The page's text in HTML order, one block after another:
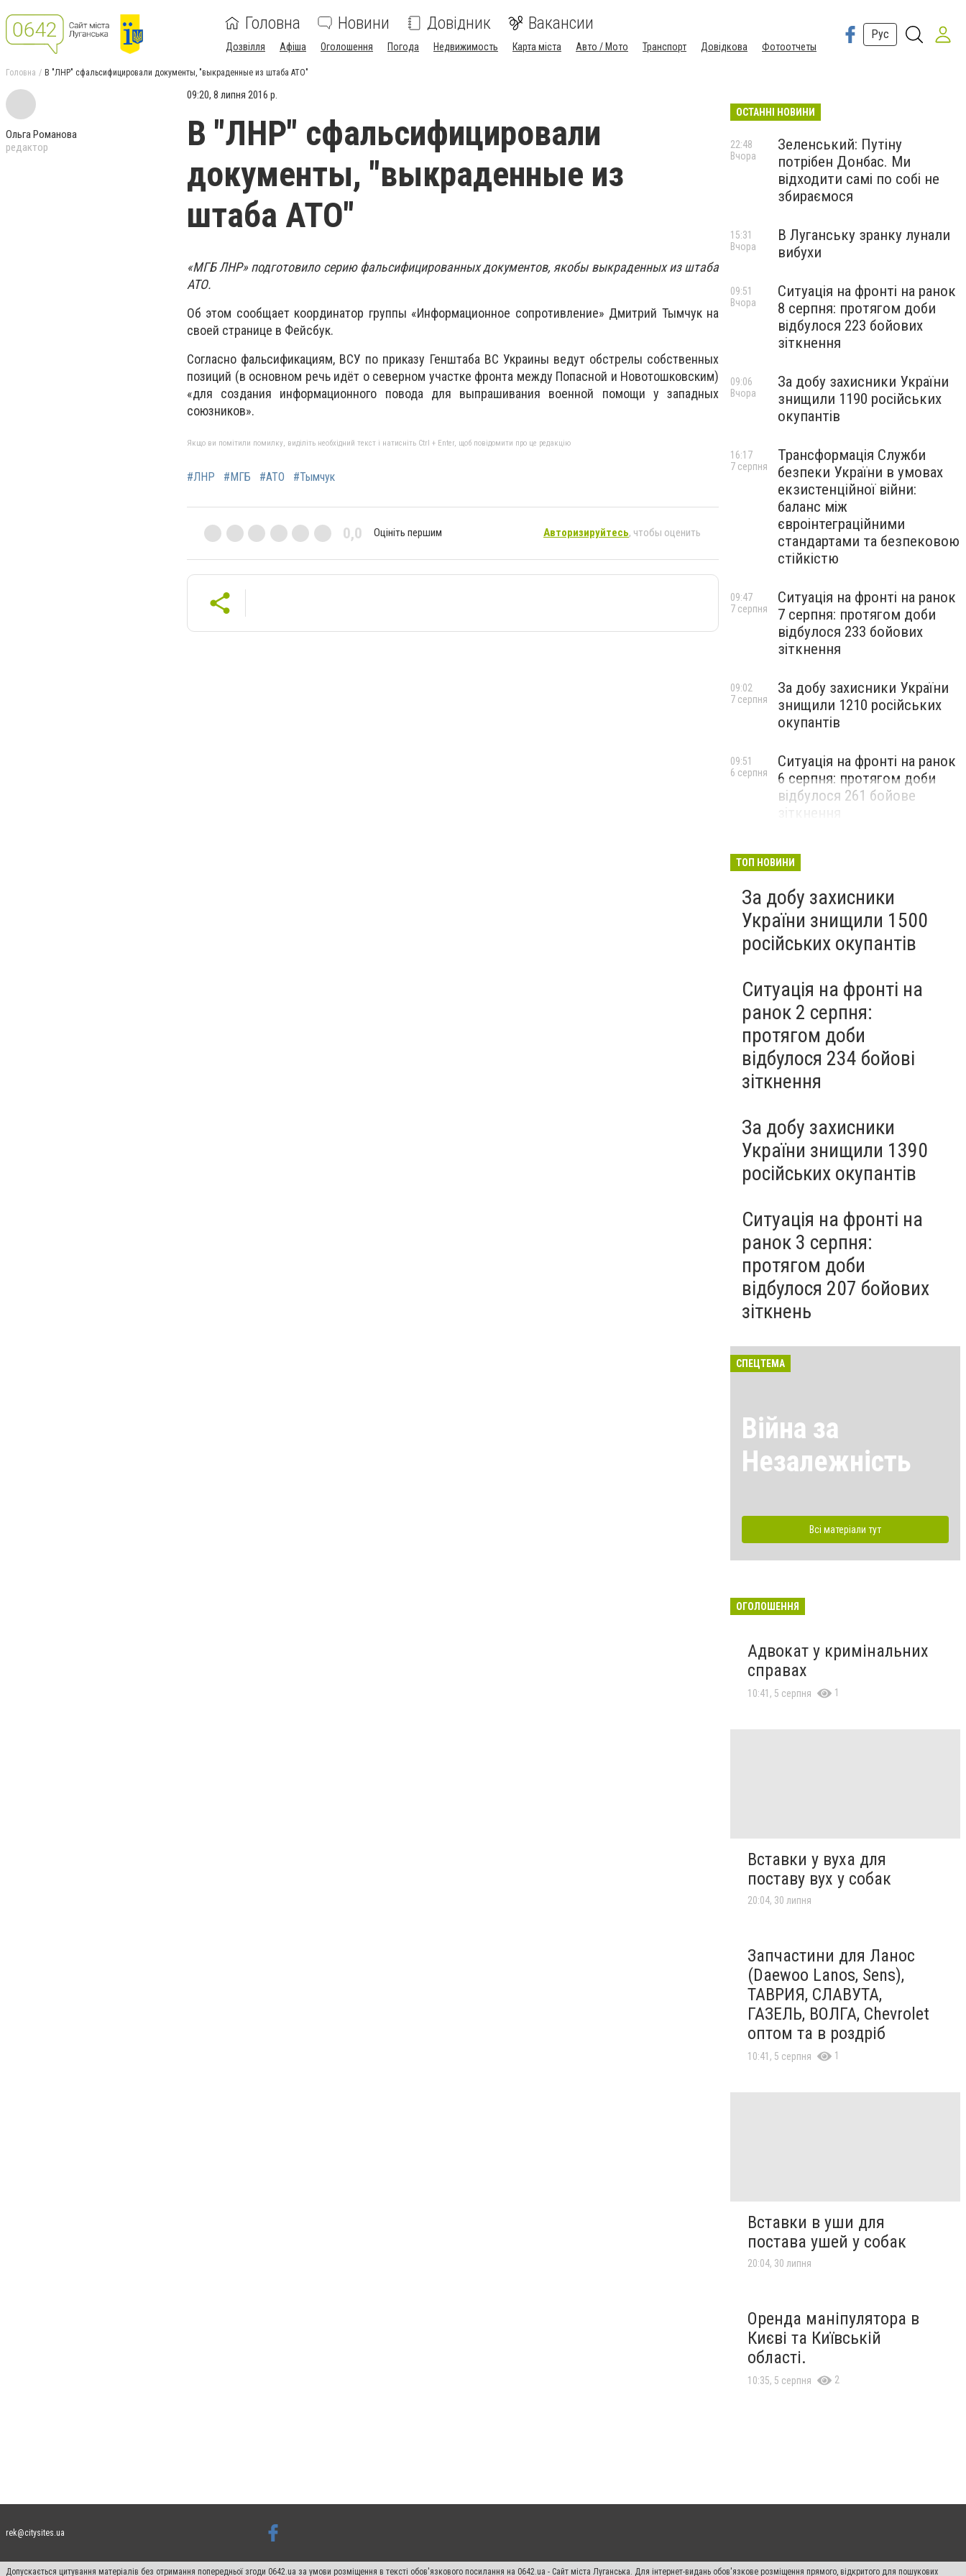
Головна Новини Довідник Вакансии
Дозвілля Афіша Оголошення Погода Недвижимость Карта міста Авто / Мото Транспорт Довідкова Фотоотчеты
Рус
Головна В "ЛНР" сфальсифицировали документы, "выкраденные из штаба АТО"
Ольга Романова
редактор
09:20, 8 липня 2016 р.
В "ЛНР" сфальсифицировали
документы, "выкраденные из
штаба АТО"
«МГБ ЛНР» подготовило серию фальсифицированных документов, якобы выкраденных из штаба
АТО.
Об этом сообщает координатор группы «Информационное сопротивление» Дмитрий Тымчук на
своей странице в Фейсбук.
Согласно фальсификациям, ВСУ по приказу Генштаба ВС Украины ведут обстрелы собственных
позиций (в основном речь идёт о северном участке фронта между Попасной и Новотошковским)
«для создания информационного повода для выпрашивания военной помощи у западных
союзников».
Якщо ви помітили помилку, виділіть необхідний текст і натисніть Ctrl + Enter, щоб повідомити про це редакцію
#ЛНР #МГБ #АТО #Тымчук
0,0 Оцініть першим Авторизируйтесь, чтобы оценить
ОСТАННІ НОВИНИ
Зеленський: Путіну
потрібен Донбас. Ми
відходити самі по собі не
збираємося
22:48
Вчора
В Луганську зранку лунали
вибухи
15:31
Вчора
Ситуація на фронті на ранок
8 серпня: протягом доби
відбулося 223 бойових
зіткнення
09:51
Вчора
За добу захисники України
знищили 1190 російських
окупантів
09:06
Вчора
Трансформація Служби
безпеки України в умовах
екзистенційної війни:
баланс між
євроінтеграційними
стандартами та безпековою
стійкістю
16:17
7 серпня
Ситуація на фронті на ранок
7 серпня: протягом доби
відбулося 233 бойових
зіткнення
09:47
7 серпня
За добу захисники України
знищили 1210 російських
окупантів
09:02
7 серпня
Ситуація на фронті на ранок
6 серпня: протягом доби
відбулося 261 бойове
09:51
6 серпня
ТОП НОВИНИ
За добу захисники
України знищили 1500
російських окупантів
Ситуація на фронті на
ранок 2 серпня:
протягом доби
відбулося 234 бойові
зіткнення
За добу захисники
України знищили 1390
російських окупантів
Ситуація на фронті на
ранок 3 серпня:
протягом доби
відбулося 207 бойових
зіткнень
СПЕЦТЕМА
Війна за
Незалежність
Всі матеріали тут
ОГОЛОШЕННЯ
Адвокат у кримінальних
справах
10:41, 5 серпня 1
Вставки у вуха для
поставу вух у собак
20:04, 30 липня
Запчастини для Ланос
(Daewoo Lanos, Sens),
ТАВРИЯ, СЛАВУТА,
ГАЗЕЛЬ, ВОЛГА, Chevrolet
оптом та в роздріб
10:41, 5 серпня 1
Вставки в уши для
постава ушей у собак
20:04, 30 липня
Оренда маніпулятора в
Києві та Київській
області.
10:35, 5 серпня 2
rek@citysites.ua
Допускається цитування матеріалів без отримання попередньої згоди 0642.ua за умови розміщення в тексті обов'язкового посилання на 0642.ua - Сайт міста Луганська. Для інтернет-видань обов'язкове розміщення прямого, відкритого для пошукових